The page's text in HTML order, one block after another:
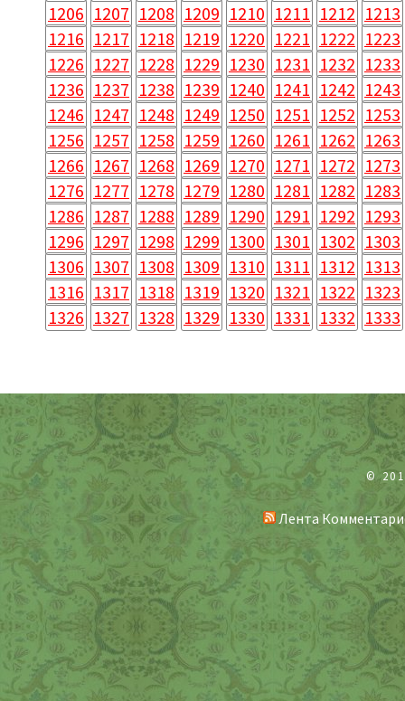
1206 1207 1208 1209 1210 1211 1212 1213
1216 1217 1218 1219 1220 1221 1222 1223
1226 1227 1228 1229 1230 1231 1232 1233
1236 1237 1238 1239 1240 1241 1242 1243
1246 1247 1248 1249 1250 1251 1252 1253
1256 1257 1258 1259 1260 1261 1262 1263
1266 1267 1268 1269 1270 1271 1272 1273
1276 1277 1278 1279 1280 1281 1282 1283
1286 1287 1288 1289 1290 1291 1292 1293
1296 1297 1298 1299 1300 1301 1302 1303
1306 1307 1308 1309 1310 1311 1312 1313
1316 1317 1318 1319 1320 1321 1322 1323
1326 1327 1328 1329 1330 1331 1332 1333
©
Лента